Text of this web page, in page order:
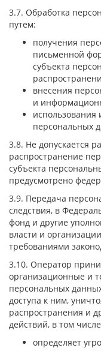
3.7. Обработка
путем:
получения
письменной
субъекта
внесения
и
использования
персональных
3.8. Не допускается
распространение
субъекта
предусмотрено
3.9. Передача
следствия, в
фонд и другие
власти и
требованиями
3.10. Оператор
организационные и
персональных
доступа к ним,
распространения и
действий, в том
определяет